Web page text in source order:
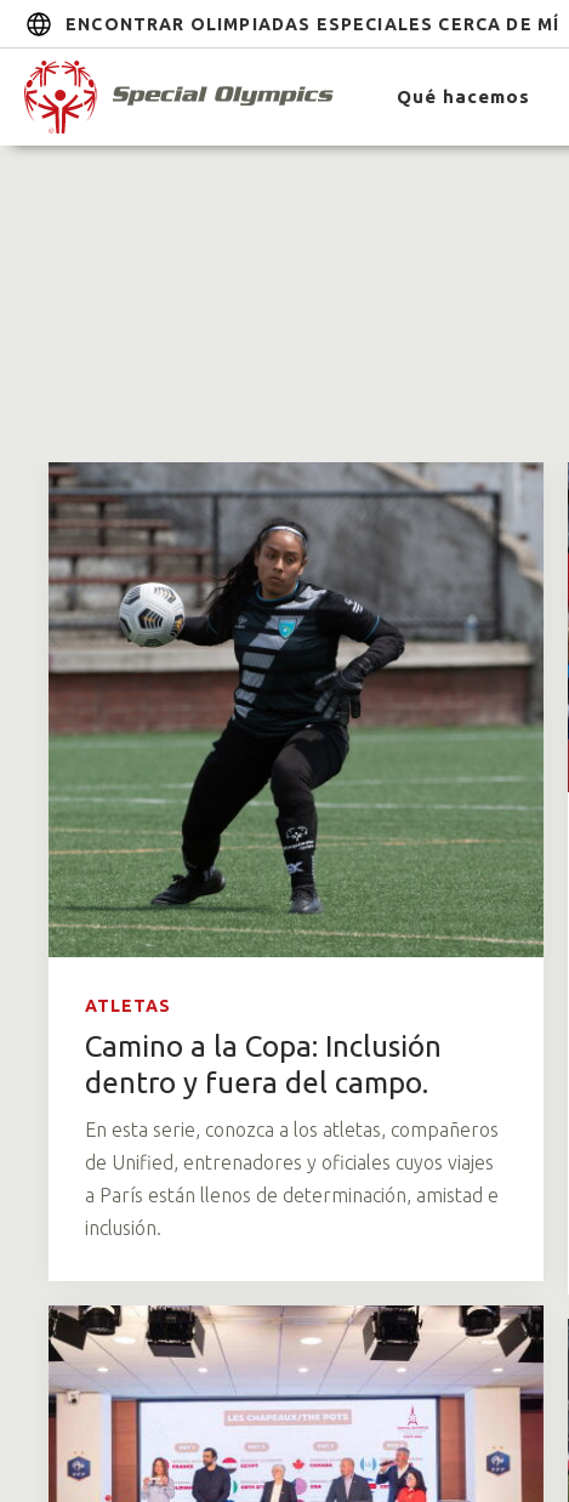
ENCONTRAR OLIMPIADAS ESPECIALES CERCA DE MÍ
Qué hacemos
ATLETAS
Camino a la Copa: Inclusión
dentro y fuera del campo.
En esta serie, conozca a los atletas, compañeros
de Unified, entrenadores y oficiales cuyos viajes
a París están llenos de determinación, amistad e
inclusión.